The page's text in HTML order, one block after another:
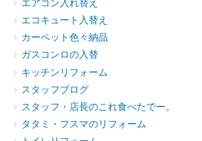
エアコン入れ替え
エコキュート入替え
カーペット色々納品
ガスコンロの入替
キッチンリフォーム
スタッフブログ
スタッフ・店長のこれ食べたでー。
タタミ・フスマのリフォーム